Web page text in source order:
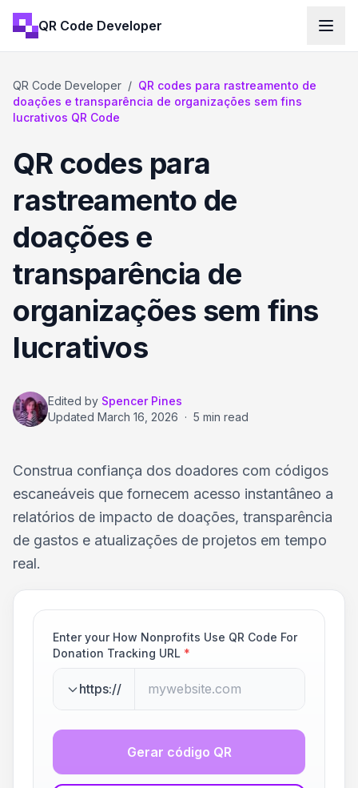
QR Code Developer
QR Code Developer / QR codes para rastreamento de
doações e transparência de organizações sem fins
lucrativos QR Code
QR codes para
rastreamento de
doações e
transparência de
organizações sem fins
lucrativos
Edited by Spencer Pines
Updated March 16, 2026 · 5 min read
Construa confiança dos doadores com códigos
escaneáveis que fornecem acesso instantâneo a
relatórios de impacto de doações, transparência
de gastos e atualizações de projetos em tempo
real.
Enter your How Nonprofits Use QR Code For
Donation Tracking URL *
https://
Gerar código QR